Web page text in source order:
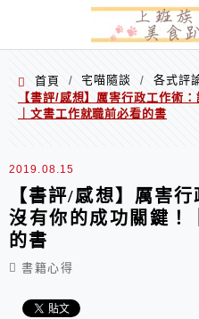
首頁 / 宅喵隨談 / 各式評
【書評/感想】厲害行政工作術
｜文書工作就職前必看的書
2019.08.15
【書評/感想】厲害
沒有你的成功關鍵！
的書
書籍心得